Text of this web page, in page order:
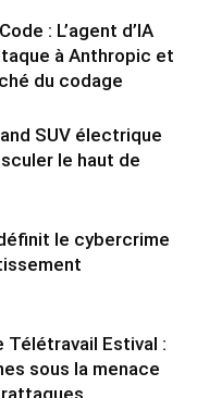
: L’agent d’IA
à Anthropic et
du codage
SUV électrique
le haut de
le cybercrime
Télétravail Estival :
sous la menace